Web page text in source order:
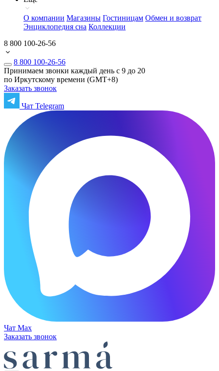
О компании Магазины Гостиницам Обмен и возврат
Энциклопедия сна Коллекции
8 800 100-26-56
8 800 100-26-56
Принимаем звонки каждый день с 9 до 20
по Иркутскому времени (GMT+8)
Заказать звонок
Чат Telegram
Чат Max
Заказать звонок